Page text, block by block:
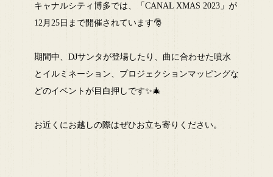
キャナルシティ博多では、「CANAL XMAS 2023」が
12月25日まで開催されています🎅
期間中、DJサンタが登場したり、曲に合わせた噴水
とイルミネーション、プロジェクションマッピングな
どのイベントが目白押しです✨🎄
お近くにお越しの際はぜひお立ち寄りください。